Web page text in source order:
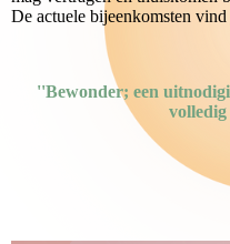
De actuele bijeenkomsten
''Bewonder; een